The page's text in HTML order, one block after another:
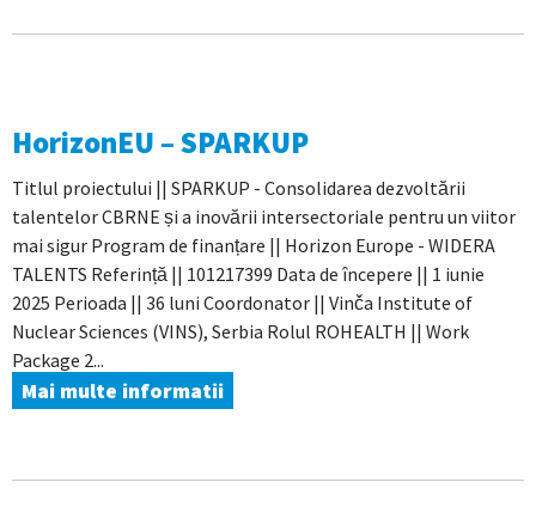
HorizonEU – SPARKUP
Titlul proiectului || SPARKUP - Consolidarea dezvoltării
talentelor CBRNE și a inovării intersectoriale pentru un viitor
mai sigur Program de finanțare || Horizon Europe - WIDERA
TALENTS Referință || 101217399 Data de începere || 1 iunie
2025 Perioada || 36 luni Coordonator || Vinča Institute of
Nuclear Sciences (VINS), Serbia Rolul ROHEALTH || Work
Package 2...
Mai multe informatii